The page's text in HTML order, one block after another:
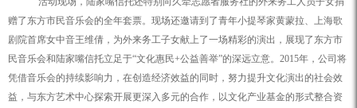
赠了东方市民音乐会的全年套票。现场还邀请到了青年小提琴家黄蒙拉、上海歌
剧院首席女中音王维倩，为外来务工子女献上了一场精彩的演出，展现了东方市
民音乐会和陆家嘴信托立足于“文化惠民+公益善举”的深远立意。 2015年，公司将
凭借音乐会的持续影响力，在创造经济效益的同时，努力提升文化演出的社会效
益，与东方艺术中心探索开展更深入多元的合作，以文化产业基金的形式整合资